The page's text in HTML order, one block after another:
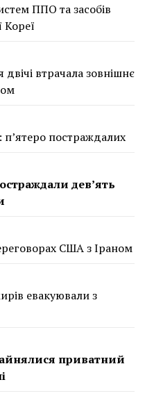
ППО та засобів
Кореї
втрачала зовнішнє
постраждалих
дев’ять
США з Іраном
евакуювали з
приватний